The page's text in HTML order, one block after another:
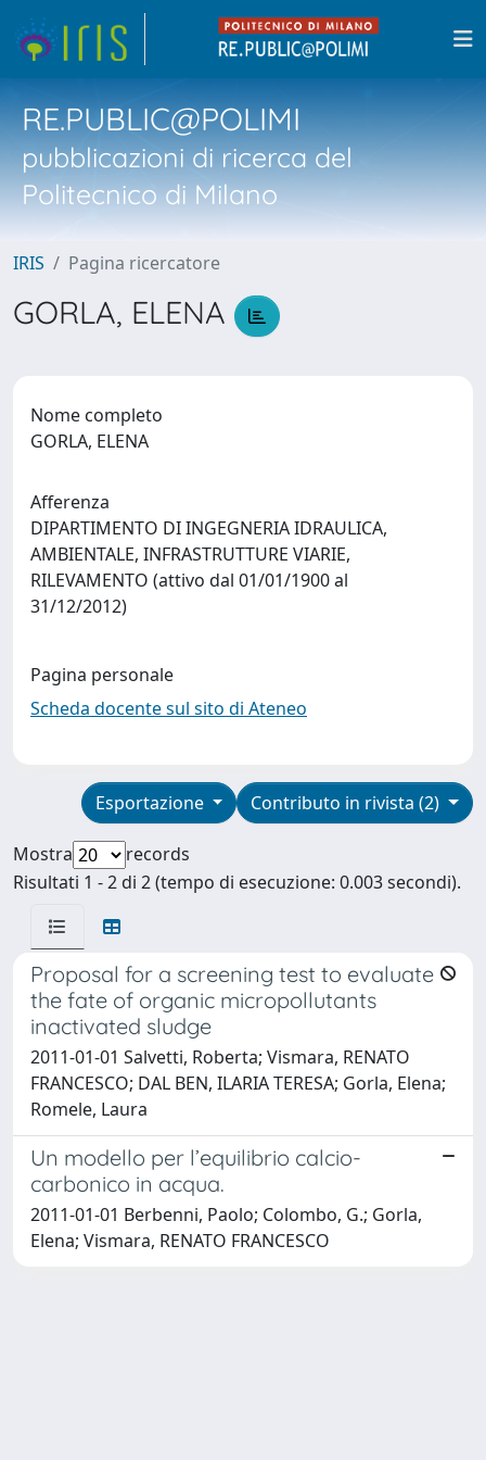
RE.PUBLIC@POLIMI
pubblicazioni di ricerca del
Politecnico di Milano
IRIS Pagina ricercatore
GORLA, ELENA
Nome completo
GORLA, ELENA
Afferenza
DIPARTIMENTO DI INGEGNERIA IDRAULICA,
AMBIENTALE, INFRASTRUTTURE VIARIE,
RILEVAMENTO (attivo dal 01/01/1900 al
31/12/2012)
Pagina personale
Scheda docente sul sito di Ateneo
Contributo in rivista (2)
Esportazione
Mostra
records
Risultati 1 - 2 di 2 (tempo di esecuzione: 0.003 secondi).
Proposal for a screening test to evaluate
the fate of organic micropollutants
inactivated sludge
2011-01-01 Salvetti, Roberta; Vismara, RENATO
FRANCESCO; DAL BEN, ILARIA TERESA; Gorla, Elena;
Romele, Laura
Un modello per l’equilibrio calcio-
carbonico in acqua.
2011-01-01 Berbenni, Paolo; Colombo, G.; Gorla,
Elena; Vismara, RENATO FRANCESCO